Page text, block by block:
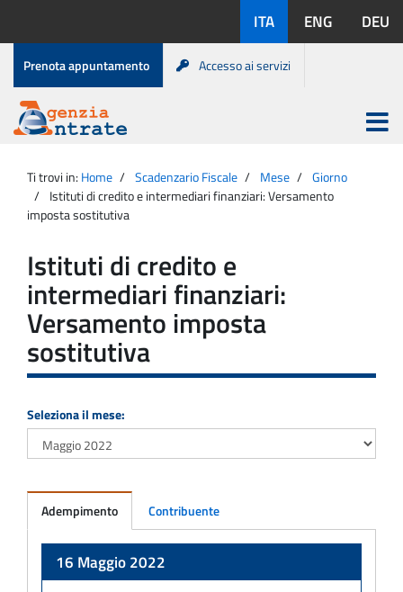
contenuto
disponibili:
ITA ENG DEU
Menu
di
servizio
Prenota appuntamento Accesso ai servizi
Agenzia
Entrate
Apri
menu
principale
Ti trovi in: Home Scadenzario Fiscale Mese
Giorno
Istituti di credito e intermediari finanziari: Versamento
imposta sostitutiva
Istituti di credito e
intermediari finanziari:
Versamento imposta
sostitutiva
Seleziona il mese:
Adempimento Contribuente
16 Maggio 2022